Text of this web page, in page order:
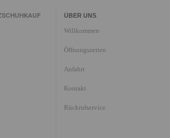
ÜBER UNS
Willkommen
Öffnungszeiten
Anfahrt
Kontakt
Rückrufservice